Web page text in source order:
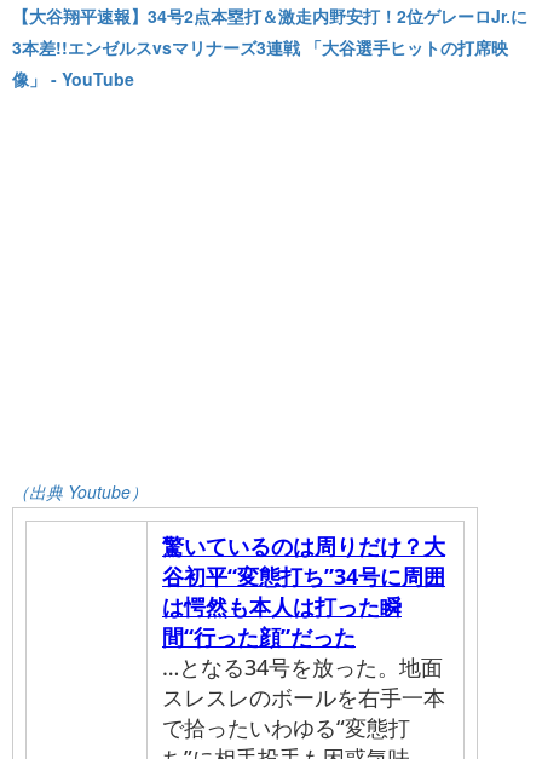
【大谷翔平速報】34号2点本塁打＆激走内野安打！2位ゲレーロJr.に
3本差!!エンゼルスvsマリナーズ3連戦 「大谷選手ヒットの打席映
像」 - YouTube
（出典 Youtube）
驚いているのは周りだけ？大
谷初平“変態打ち”34号に周囲
は愕然も本人は打った瞬
間“行った顔”だった
…となる34号を放った。地面
スレスレのボールを右手一本
で拾ったいわゆる“変態打